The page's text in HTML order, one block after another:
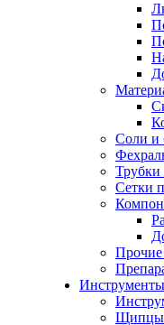
Соли и
Сетки
Прочие
Инструменты
Щипцы